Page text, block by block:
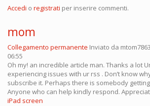
Accedi o registrati per inserire commenti.
mom
Collegamento permanente Inviato da
06:55
Oh my! an incredible article man. Thanks a lot
experiencing issues with ur rss . Don’t know
subscribe it. Perhaps there is somebody
Anyone who can help kindly respond.
iPad screen